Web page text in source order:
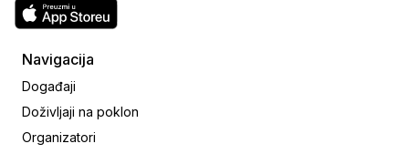
Navigacija
Događaji
Doživljaji na poklon
Organizatori